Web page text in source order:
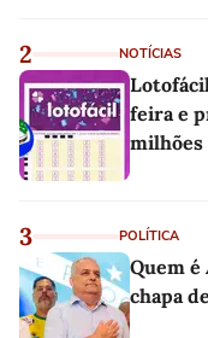
2 NOTÍCIAS
feira e
milhões
3 POLÍTICA
Quem é
chapa